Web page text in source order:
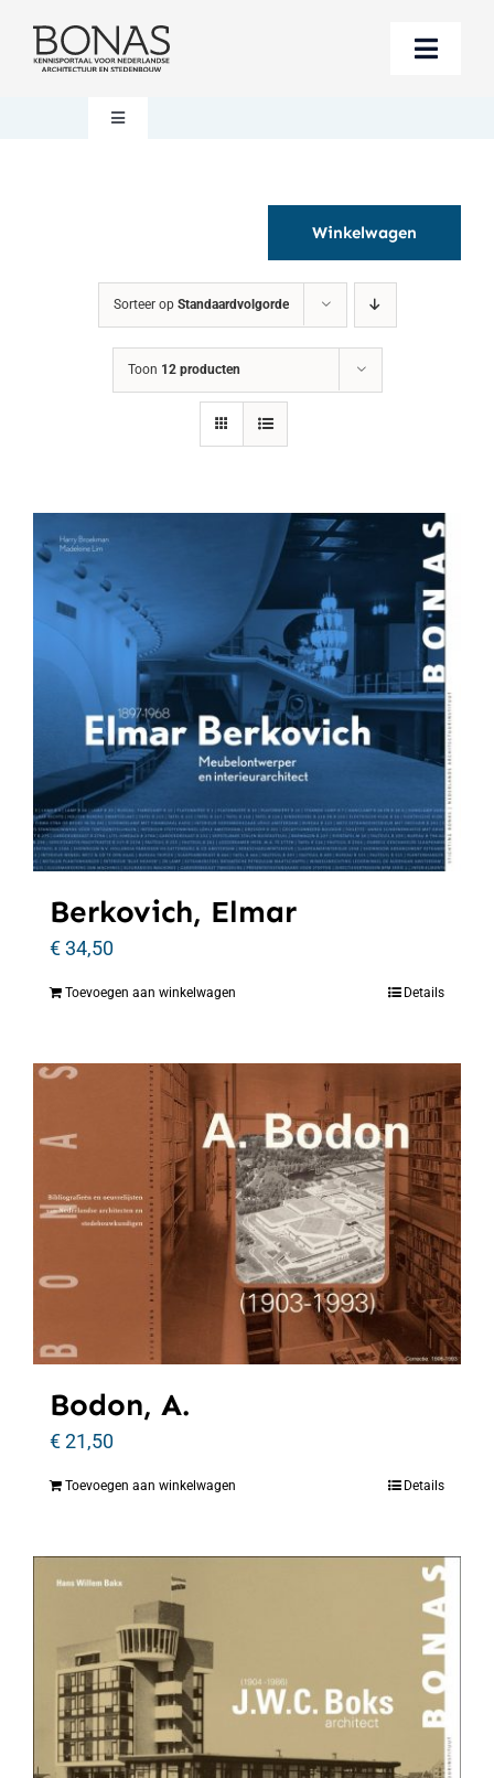
naar
Toggle
Berichten
Steun BONAS
Toggle
Winkelwagen
Sorteer op Standaardvolgorde
Toon 12 producten
Berkovich, Elmar
€34,50
Toevoegen aan winkelwagen Details
Bodon, A.
€21,50
Toevoegen aan winkelwagen Details